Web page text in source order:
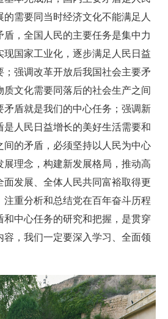
需要同当时经济文化不能满足人
盾，全国人民的主要任务是集中力
现国家工业化，逐步满足人民日益
；强调改革开放后我国社会主要矛
质文化需要同落后的社会生产之间
矛盾就是我们的中心任务；强调新
是人民日益增长的美好生活需要和
间的矛盾，必须坚持以人民为中心
展理念，构建新发展格局，推动高
面发展、全体人民共同富裕取得更
注重分析和总结党在百年奋斗历程
和中心任务的研究和把握，是贯穿
容，我们一定要深入学习、全面领